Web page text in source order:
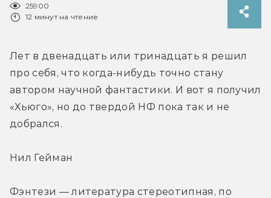
25900
12 минут на чтение
Лет в двенадцать или тринадцать я решил
про себя, что когда-нибудь точно стану
автором научной фантастики. И вот я получил
«Хьюго», но до твердой НФ пока так и не
добрался.
Нил Гейман
Фэнтези — литература стереотипная, по